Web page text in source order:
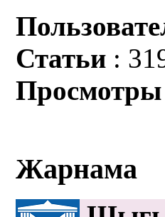
Статьи :
Просмотры
Жарнама